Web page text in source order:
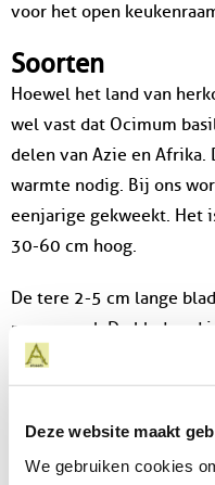
Deze website maakt
We gebruiken cookies
voor het open
Soorten
Hoewel het land van
wel vast dat Ocimum
delen van Azie en Afrika.
warmte nodig. Bij ons
eenjarige gekweekt. Het
30-60 cm hoog.
De tere 2-5 cm lange
meer ovaal. De bladrand
Er zijn ook selecties met
ze worden gekneusd.
1 tot 1,5 cm lange